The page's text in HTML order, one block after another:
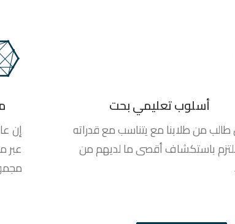
أسلوب تعليمي بحت
من طلابنا مع يتناسب مع قدراته
باستكشاف أقصى ما لديهم من
إن
عبر